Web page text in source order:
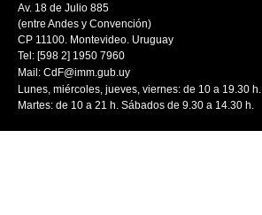
Av. 18 de Julio 885
(entre Andes y Convención)
CP 11100. Montevideo. Uruguay
Tel: [598 2] 1950 7960
Mail: CdF@imm.gub.uy
Lunes, miércoles, jueves, viernes: de 10 a 19.30 h.
Martes: de 10 a 21 h. Sábados de 9.30 a 14.30 h.